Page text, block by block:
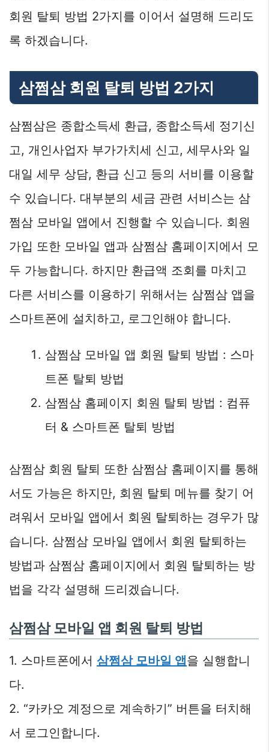
회원 탈퇴 방법 2가지를 이어서 설명해 드리도
록 하겠습니다.
삼쩜삼 회원 탈퇴 방법 2가지
삼쩜삼은 종합소득세 환급, 종합소득세 정기신
고, 개인사업자 부가가치세 신고, 세무사와 일
대일 세무 상담, 환급 신고 등의 서비를 이용할
수 있습니다. 대부분의 세금 관련 서비스는 삼
쩜삼 모바일 앱에서 진행할 수 있습니다. 회원
가입 또한 모바일 앱과 삼쩜삼 홈페이지에서 모
두 가능합니다. 하지만 환급액 조회를 마치고
다른 서비스를 이용하기 위해서는 삼쩜삼 앱을
스마트폰에 설치하고, 로그인해야 합니다.
삼쩜삼 모바일 앱 회원 탈퇴 방법 : 스마
트폰 탈퇴 방법
삼쩜삼 홈페이지 회원 탈퇴 방법 : 컴퓨
터 & 스마트폰 탈퇴 방법
삼쩜삼 회원 탈퇴 또한 삼쩜삼 홈페이지를 통해
서도 가능은 하지만, 회원 탈퇴 메뉴를 찾기 어
려워서 모바일 앱에서 회원 탈퇴하는 경우가 많
습니다. 삼쩜삼 모바일 앱에서 회원 탈퇴하는
방법과 삼쩜삼 홈페이지에서 회원 탈퇴하는 방
법을 각각 설명해 드리겠습니다.
삼쩜삼 모바일 앱 회원 탈퇴 방법
1. 스마트폰에서 삼쩜삼 모바일 앱을 실행합니
다.
2. “카카오 계정으로 계속하기” 버튼을 터치해
서 로그인합니다.